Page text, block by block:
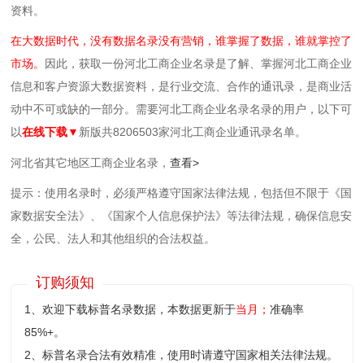
资料。
在大数据时代，没有数据名录没有营销，谁掌握了数据，谁就掌控了
市场。 因此，获取一份河北工商企业名录是了解、掌握河北工商企业
信息和客户资源大数据资料，是行业交流、合作的通讯录，是商业活
动中不可或缺的一部分。需要河北工商企业名录名录的用户，以下可
以在线下载▼ 新版共8206503家河北工商企业通讯录名单。
河北省其它地区工商企业名录，查看>
提示：使用名录时，必须严格遵守国家法律法规，包括但不限于《国
家数据安全法》、《国家个人信息保护法》等‌法律法规，确保信息安
全，公民、法人和其他组织的合法权益。
订购须知
1、欢迎下载标普名录数据，本数据更新于当月；准确率
85%+。
2、标普名录合法有效精准，使用时请遵守国家相关法律法规。